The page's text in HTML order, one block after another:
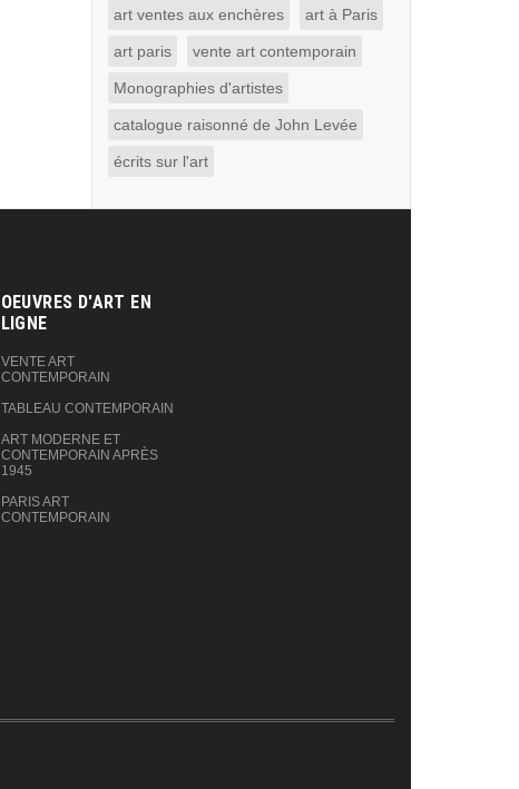
art ventes aux enchères art à Paris
art paris vente art contemporain
Monographies d'artistes
catalogue raisonné de John Levée
écrits sur l'art
OEUVRES D'ART EN
LIGNE‎
VENTE ART
CONTEMPORAIN
TABLEAU CONTEMPORAIN
ART MODERNE ET
CONTEMPORAIN APRÈS
1945
PARIS ART
CONTEMPORAIN